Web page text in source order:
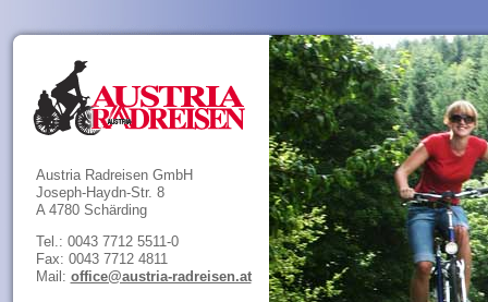
Austria Radreisen GmbH
Joseph-Haydn-Str. 8
A 4780 Schärding
Tel.: 0043 7712 5511-0
Fax: 0043 7712 4811
Mail: office@austria-radreisen.at